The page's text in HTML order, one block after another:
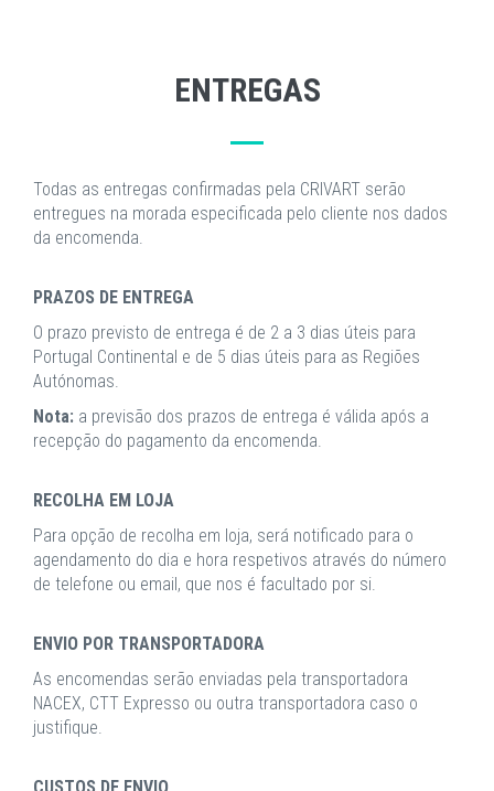
ENTREGAS
Todas as entregas confirmadas pela CRIVART serão
entregues na morada especificada pelo cliente nos dados
da encomenda.
PRAZOS DE ENTREGA
O prazo previsto de entrega é de 2 a 3 dias úteis para
Portugal Continental e de 5 dias úteis para as Regiões
Autónomas.
Nota: a previsão dos prazos de entrega é válida após a
recepção do pagamento da encomenda.
RECOLHA EM LOJA
Para opção de recolha em loja, será notificado para o
agendamento do dia e hora respetivos através do número
de telefone ou email, que nos é facultado por si.
ENVIO POR TRANSPORTADORA
As encomendas serão enviadas pela transportadora
NACEX, CTT Expresso ou outra transportadora caso o
justifique.